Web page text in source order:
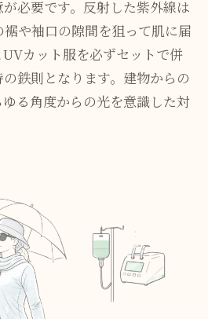
必要です。反射した紫外線は
や袖口の隙間を狙って肌に届
カット服を必ずセットで併
鉄則となります。建物からの
る角度からの光を意識した対